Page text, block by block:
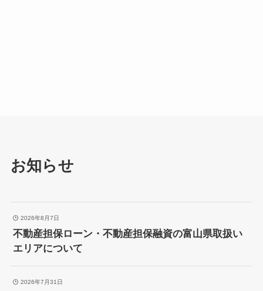
お知らせ
2026年8月7日
不動産担保ローン・不動産担保融資の富山県取扱い
エリアについて
2026年7月31日